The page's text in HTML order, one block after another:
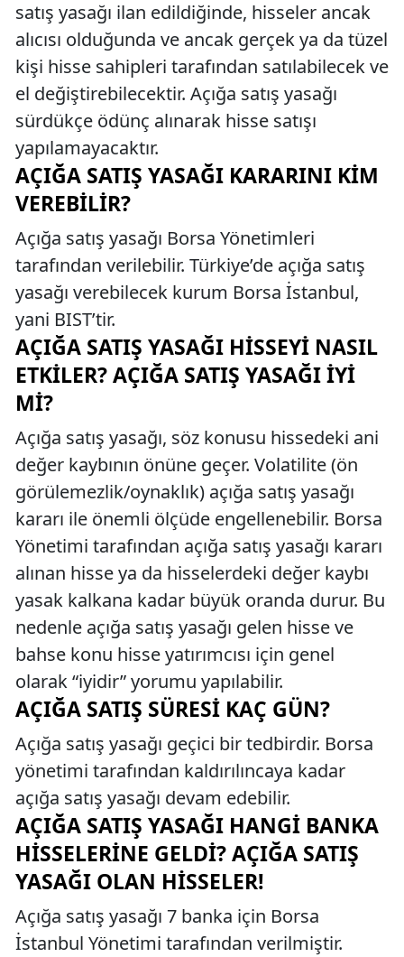
satış yasağı ilan edildiğinde, hisseler ancak
alıcısı olduğunda ve ancak gerçek ya da tüzel
kişi hisse sahipleri tarafından satılabilecek ve
el değiştirebilecektir. Açığa satış yasağı
sürdükçe ödünç alınarak hisse satışı
yapılamayacaktır.
AÇIĞA SATIŞ YASAĞI KARARINI KIM
VEREBILIR?
Açığa satış yasağı Borsa Yönetimleri
tarafından verilebilir. Türkiye’de açığa satış
yasağı verebilecek kurum Borsa İstanbul,
yani BIST’tir.
AÇIĞA SATIŞ YASAĞI HISSEYI NASIL
ETKILER? AÇIĞA SATIŞ YASAĞI İYI
MI?
Açığa satış yasağı, söz konusu hissedeki ani
değer kaybının önüne geçer. Volatilite (ön
görülemezlik/oynaklık) açığa satış yasağı
kararı ile önemli ölçüde engellenebilir. Borsa
Yönetimi tarafından açığa satış yasağı kararı
alınan hisse ya da hisselerdeki değer kaybı
yasak kalkana kadar büyük oranda durur. Bu
nedenle açığa satış yasağı gelen hisse ve
bahse konu hisse yatırımcısı için genel
olarak “iyidir” yorumu yapılabilir.
AÇIĞA SATIŞ SÜRESI KAÇ GÜN?
Açığa satış yasağı geçici bir tedbirdir. Borsa
yönetimi tarafından kaldırılıncaya kadar
açığa satış yasağı devam edebilir.
AÇIĞA SATIŞ YASAĞI HANGI BANKA
HISSELERINE GELDI? AÇIĞA SATIŞ
YASAĞI OLAN HISSELER!
Açığa satış yasağı 7 banka için Borsa
İstanbul Yönetimi tarafından verilmiştir.